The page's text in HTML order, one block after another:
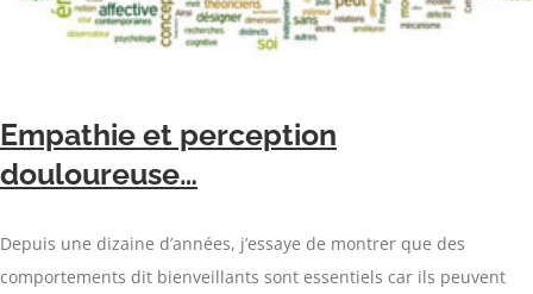
Empathie et perception
douloureuse…
Depuis une dizaine d’années, j’essaye de montrer que des
comportements dit bienveillants sont essentiels car ils peuvent